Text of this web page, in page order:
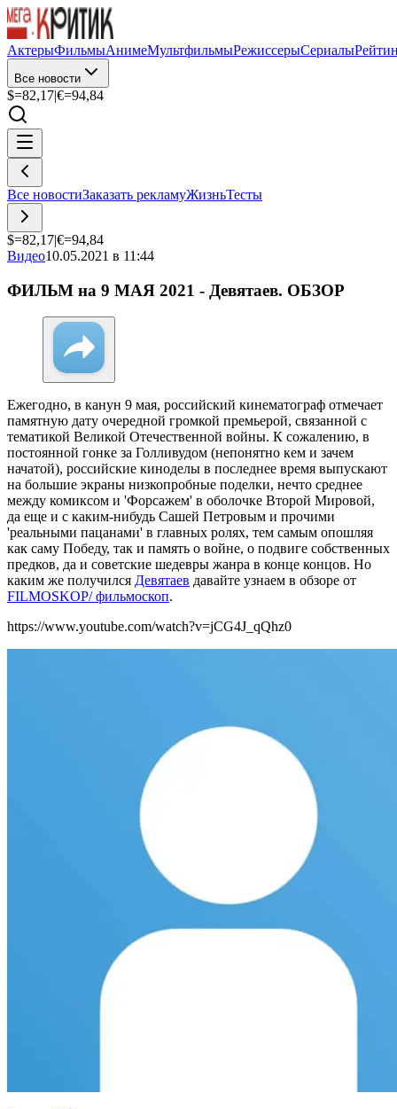
АктерыФильмыАнимеМультфильмыРежиссерыСериалы
Все новости
$=82,17|€=94,84
Все новостиЗаказать рекламуЖизньТесты
$=82,17|€=94,84
Видео10.05.2021 в 11:44
ФИЛЬМ на 9 МАЯ 2021 - Девятаев. ОБЗОР
Ежегодно, в канун 9 мая, российский кинематограф отмечает
памятную дату очередной громкой премьерой, связанной с
тематикой Великой Отечественной войны. К сожалению, в
постоянной гонке за Голливудом (непонятно кем и зачем
начатой), российские киноделы в последнее время выпускают
на большие экраны низкопробные поделки, нечто среднее
между комиксом и 'Форсажем' в оболочке Второй Мировой,
да еще и с каким-нибудь Сашей Петровым и прочими
'реальными пацанами' в главных ролях, тем самым опошляя
как саму Победу, так и память о войне, о подвиге собственных
предков, да и советские шедевры жанра в конце концов. Но
каким же получился Девятаев давайте узнаем в обзоре от
FILMOSKOP/ фильмоскоп.
https://www.youtube.com/watch?v=jCG4J_qQhz0